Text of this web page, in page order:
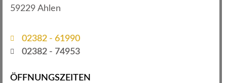
59229 Ahlen
02382 - 61990
02382 - 74953
ÖFFNUNGSZEITEN